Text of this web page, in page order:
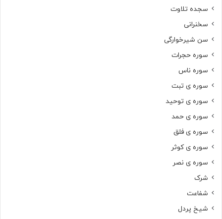
سجده تلاوت
سخنرانی
سن شیرخوارگی
سوره حجرات
سوره ناس
سوره ی تبت
سوره ی توحید
سوره ی حمد
سوره ی فلق
سوره ی کوثر
سوره ی نصر
شرک
شفاعت
شیخ پردل